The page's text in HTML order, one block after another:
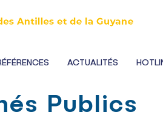
ACTUALITÉS
Publics